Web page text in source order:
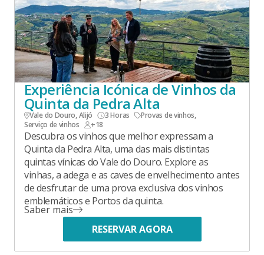
Experiência Icónica de Vinhos da
Quinta da Pedra Alta
Vale do Douro, Alijó 3 Horas Provas de vinhos,
Serviço de vinhos
+18
Descubra os vinhos que melhor expressam a
Quinta da Pedra Alta, uma das mais distintas
quintas vínicas do Vale do Douro. Explore as
vinhas, a adega e as caves de envelhecimento antes
de desfrutar de uma prova exclusiva dos vinhos
emblemáticos e Portos da quinta.
Saber mais
RESERVAR AGORA